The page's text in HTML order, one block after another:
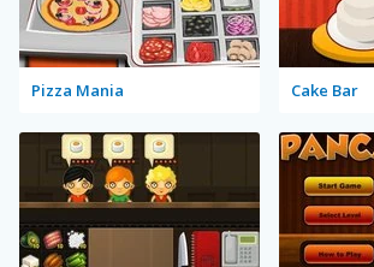
Pizza Mania Cake Bar